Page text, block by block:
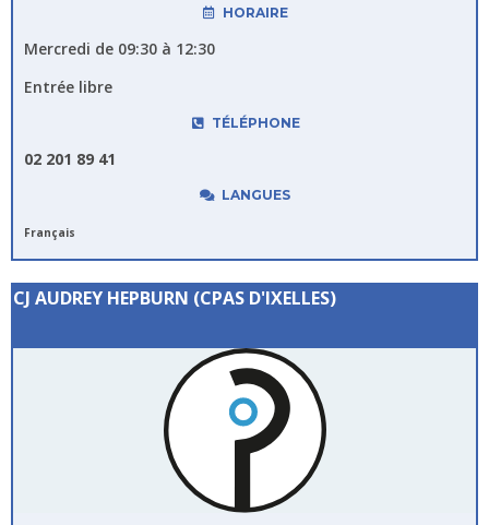
HORAIRE
Mercredi de 09:30 à 12:30
Entrée libre
TÉLÉPHONE
02 201 89 41
LANGUES
Français
CJ AUDREY HEPBURN (CPAS D'IXELLES)